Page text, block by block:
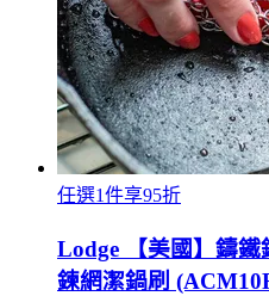
任選1件享95折
Lodge 【美國】鑄鐵
鍊網潔鍋刷